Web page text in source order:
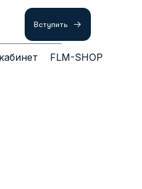
Вступить
FLM-SHOP